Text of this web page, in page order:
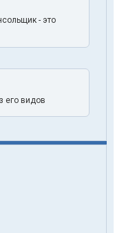
- это
его видов